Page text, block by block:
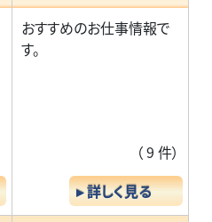
おすすめのお仕事情報で
す。
（ 9 件）
▸ 詳しく見る